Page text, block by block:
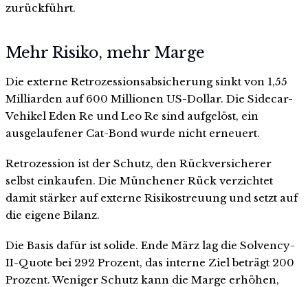
zurückführt.
Mehr Risiko, mehr Marge
Die externe Retrozessionsabsicherung sinkt von 1,55
Milliarden auf 600 Millionen US-Dollar. Die Sidecar-
Vehikel Eden Re und Leo Re sind aufgelöst, ein
ausgelaufener Cat-Bond wurde nicht erneuert.
Retrozession ist der Schutz, den Rückversicherer
selbst einkaufen. Die Münchener Rück verzichtet
damit stärker auf externe Risikostreuung und setzt auf
die eigene Bilanz.
Die Basis dafür ist solide. Ende März lag die Solvency-
II-Quote bei 292 Prozent, das interne Ziel beträgt 200
Prozent. Weniger Schutz kann die Marge erhöhen,